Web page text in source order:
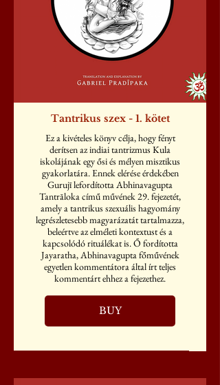
Tantrikus szex - 1. kötet
Ez a kivételes könyv célja, hogy fényt
derítsen az indiai tantrizmus Kula
iskolájának egy ősi és mélyen misztikus
gyakorlatára. Ennek elérése érdekében
Gurujī lefordította Abhinavagupta
Tantrāloka című művének 29. fejezetét,
amely a tantrikus szexuális hagyomány
legrészletesebb magyarázatát tartalmazza,
beleértve az elméleti kontextust és a
kapcsolódó rituálékat is. Ő fordította
Jayaratha, Abhinavagupta főművének
egyetlen kommentátora által írt teljes
kommentárt ehhez a fejezethez.
BUY